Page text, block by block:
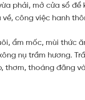
phải, mở cửa sổ để
công việc hanh
ẩm mốc, mùi thức
nụ trầm hương.
thơm, thoáng đãng